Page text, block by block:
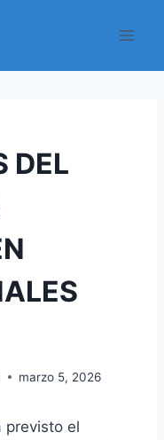
DEL
marzo 5, 2026
previsto el